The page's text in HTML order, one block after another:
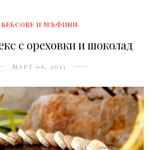
КЕКСОВЕ И МЪФИНИ
с ореховки и шоколад
МАРТ 06, 2013